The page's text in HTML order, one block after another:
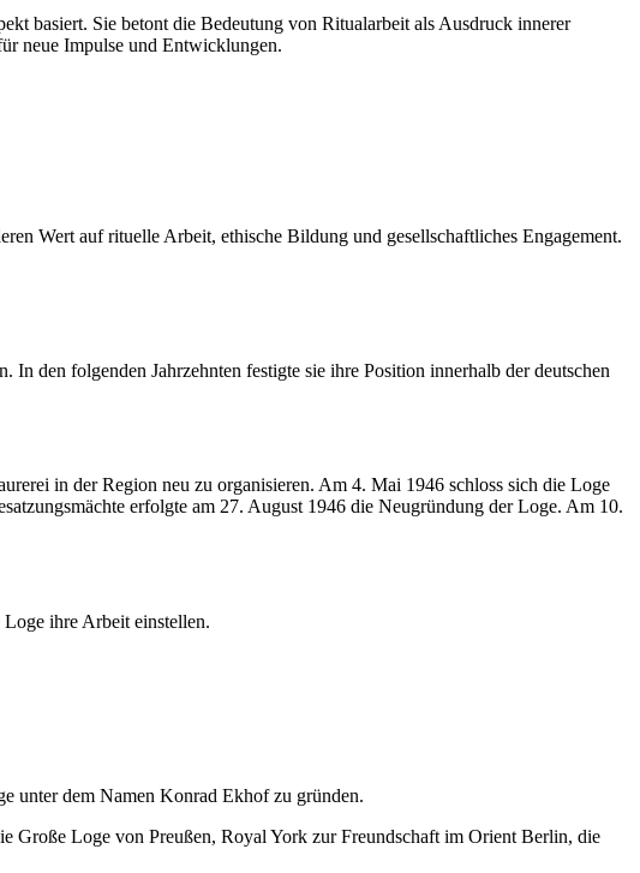
basiert. Sie betont die Bedeutung von Ritualarbeit als Ausdruck innerer
neue Impulse und Entwicklungen.
Wert auf rituelle Arbeit, ethische Bildung und gesellschaftliches Engagement.
den folgenden Jahrzehnten festigte sie ihre Position innerhalb der deutschen
in der Region neu zu organisieren. Am 4. Mai 1946 schloss sich die Loge
erfolgte am 27. August 1946 die Neugründung der Loge. Am 10.
ihre Arbeit einstellen.
unter dem Namen Konrad Ekhof zu gründen.
Große Loge von Preußen, Royal York zur Freundschaft im Orient Berlin, die